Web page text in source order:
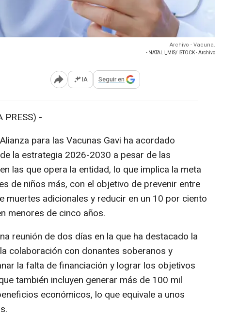
Archivo - Vacuna.
- NATALI_MIS/ ISTOCK - Archivo
Abrir opciones para compartir
IA Seguir en
PRESS) -
para las Vacunas Gavi ha acordado
la estrategia 2026-2030 a pesar de las
las que opera la entidad, lo que implica la meta
de niños más, con el objetivo de prevenir entre
muertes adicionales y reducir en un 10 por ciento
menores de cinco años.
reunión de dos días en la que ha destacado la
colaboración con donantes soberanos y
la falta de financiación y lograr los objetivos
también incluyen generar más de 100 mil
económicos, lo que equivale a unos